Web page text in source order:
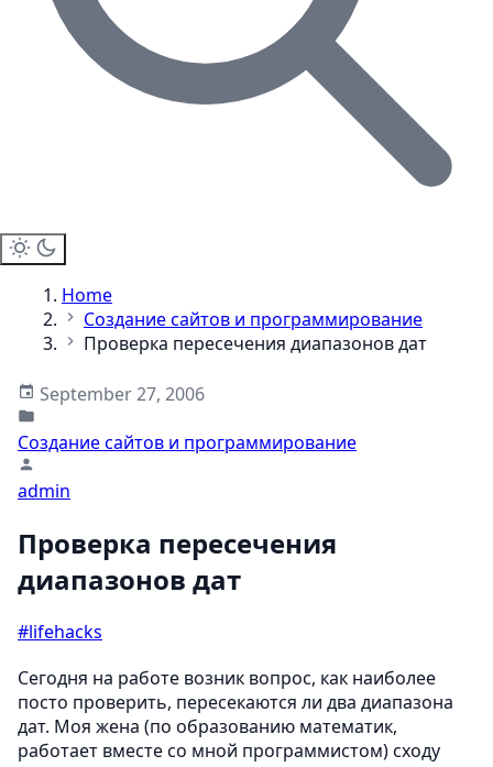
Home
Создание сайтов и программирование
Проверка пересечения диапазонов дат
September 27, 2006
Создание сайтов и программирование
admin
Проверка пересечения
диапазонов дат
#lifehacks
Сегодня на работе возник вопрос, как наиболее
посто проверить, пересекаются ли два диапазона
дат. Моя жена (по образованию математик,
работает вместе со мной программистом) сходу